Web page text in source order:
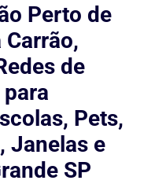
Perto de
de
Pets,
Janelas e
SP